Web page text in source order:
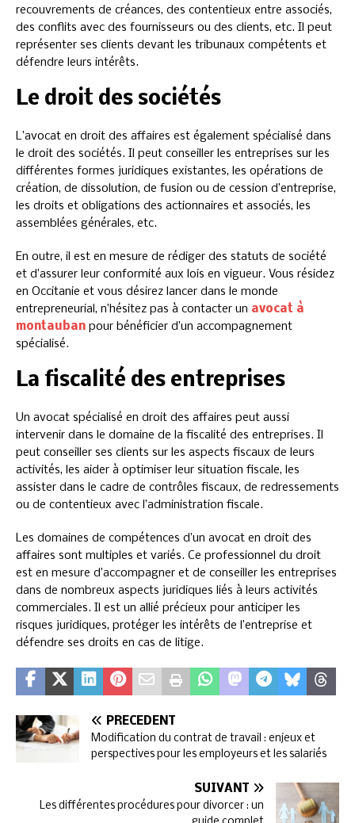
recouvrements de créances, des contentieux entre associés,
des conflits avec des fournisseurs ou des clients, etc. Il peut
représenter ses clients devant les tribunaux compétents et
défendre leurs intérêts.
Le droit des sociétés
L’avocat en droit des affaires est également spécialisé dans
le droit des sociétés. Il peut conseiller les entreprises sur les
différentes formes juridiques existantes, les opérations de
création, de dissolution, de fusion ou de cession d’entreprise,
les droits et obligations des actionnaires et associés, les
assemblées générales, etc.
En outre, il est en mesure de rédiger des statuts de société
et d’assurer leur conformité aux lois en vigueur. Vous résidez
en Occitanie et vous désirez lancer dans le monde
entrepreneurial, n’hésitez pas à contacter un avocat à
montauban pour bénéficier d’un accompagnement
spécialisé.
La fiscalité des entreprises
Un avocat spécialisé en droit des affaires peut aussi
intervenir dans le domaine de la fiscalité des entreprises. Il
peut conseiller ses clients sur les aspects fiscaux de leurs
activités, les aider à optimiser leur situation fiscale, les
assister dans le cadre de contrôles fiscaux, de redressements
ou de contentieux avec l’administration fiscale.
Les domaines de compétences d’un avocat en droit des
affaires sont multiples et variés. Ce professionnel du droit
est en mesure d’accompagner et de conseiller les entreprises
dans de nombreux aspects juridiques liés à leurs activités
commerciales. Il est un allié précieux pour anticiper les
risques juridiques, protéger les intérêts de l’entreprise et
défendre ses droits en cas de litige.
PRÉCÉDENT
Modification du contrat de travail : enjeux et
perspectives pour les employeurs et les salariés
SUIVANT
Les différentes procédures pour divorcer : un